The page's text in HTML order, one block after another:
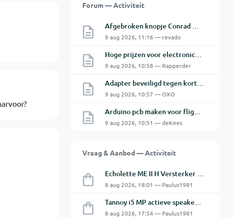
Forum — Activiteit
Afgebroken knopje Conrad Oscilloscoop
9 aug 2026, 11:16 — revado
Hoge prijzen voor electronica hobbyisten
9 aug 2026, 10:58 — Rapperder
Adapter beveiligd tegen kortsluiting maar toch defect?
9 aug 2026, 10:57 — OXO
Arduino pcb maken voor flightsim.
9 aug 2026, 10:51 — deKees
Vraag & Aanbod — Activiteit
Echolette ME II H Versterker Top en Cabine
8 aug 2026, 18:01 — Paulus1981
Tannoy i5 MP actieve speakers - Gebruikt
8 aug 2026, 17:54 — Paulus1981